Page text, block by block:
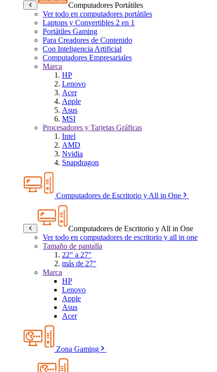
Computadores Portátiles
Ver todo en computadores portátiles
Laptops y Convertibles 2 en 1
Portátiles Gaming
Para Creadores de Contenido
Con Inteligencia Artificial
Computadores Empresariales
Marca
HP
Lenovo
Acer
Apple
Asus
MSI
Procesadores y Tarjetas Gráficas
Intel
AMD
Nvidia
Snapdragon
Computadores de Escritorio y All in One
Computadores de Escritorio y All in One
Ver todo en computadores de escritorio y all in one
Tamaño de pantalla
22" a 27"
más de 27"
Marca
HP
Lenovo
Apple
Asus
Acer
Zona Gaming